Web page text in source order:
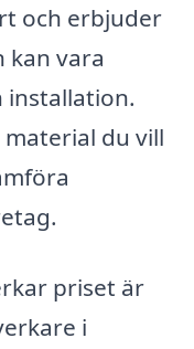
och erbjuder
kan vara
installation.
du vill
priset är
i